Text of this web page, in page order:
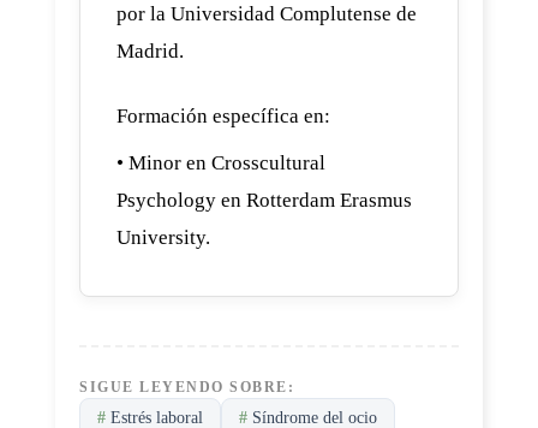
por la Universidad Complutense de
Madrid.
Formación específica en:
• Minor en Crosscultural
Psychology en Rotterdam Erasmus
University.
SIGUE LEYENDO SOBRE:
# Estrés laboral # Síndrome del ocio